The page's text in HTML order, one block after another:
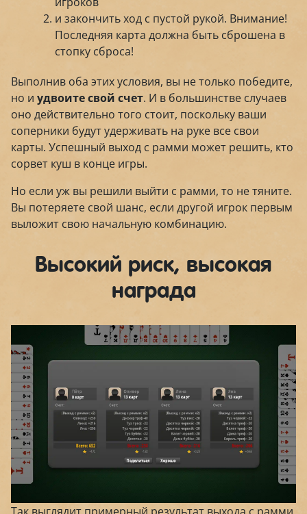
и закончить ход с пустой рукой. Внимание!
Последняя карта должна быть сброшена в
стопку сброса!
Выполнив оба этих условия, вы не только победите,
но и удвоите свой счет. И в большинстве случаев
оно действительно того стоит, поскольку ваши
соперники будут удерживать на руке все свои
карты. Успешный выход с рамми может решить, кто
сорвет куш в конце игры.
Но если уж вы решили выйти с рамми, то не тяните.
Вы потеряете свой шанс, если другой игрок первым
выложит свою начальную комбинацию.
Высокий риск, высокая
награда